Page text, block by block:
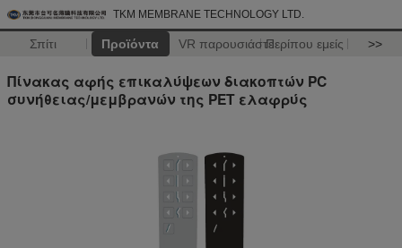
TKM MEMBRANE TECHNOLOGY LTD.
Σπίτι Προϊόντα VR παρουσιάστεΠερίπου εμείς >>
Πίνακας αφής επικαλύψεων διακοπτών PC
συνήθειας/μεμβρανών της PET ελαφρύς